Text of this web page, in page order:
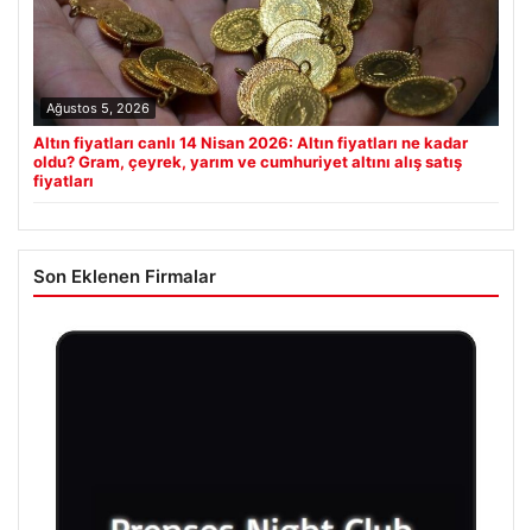
Ağustos 5, 2026
Altın fiyatları canlı 14 Nisan 2026: Altın fiyatları ne kadar
oldu? Gram, çeyrek, yarım ve cumhuriyet altını alış satış
fiyatları
Son Eklenen Firmalar